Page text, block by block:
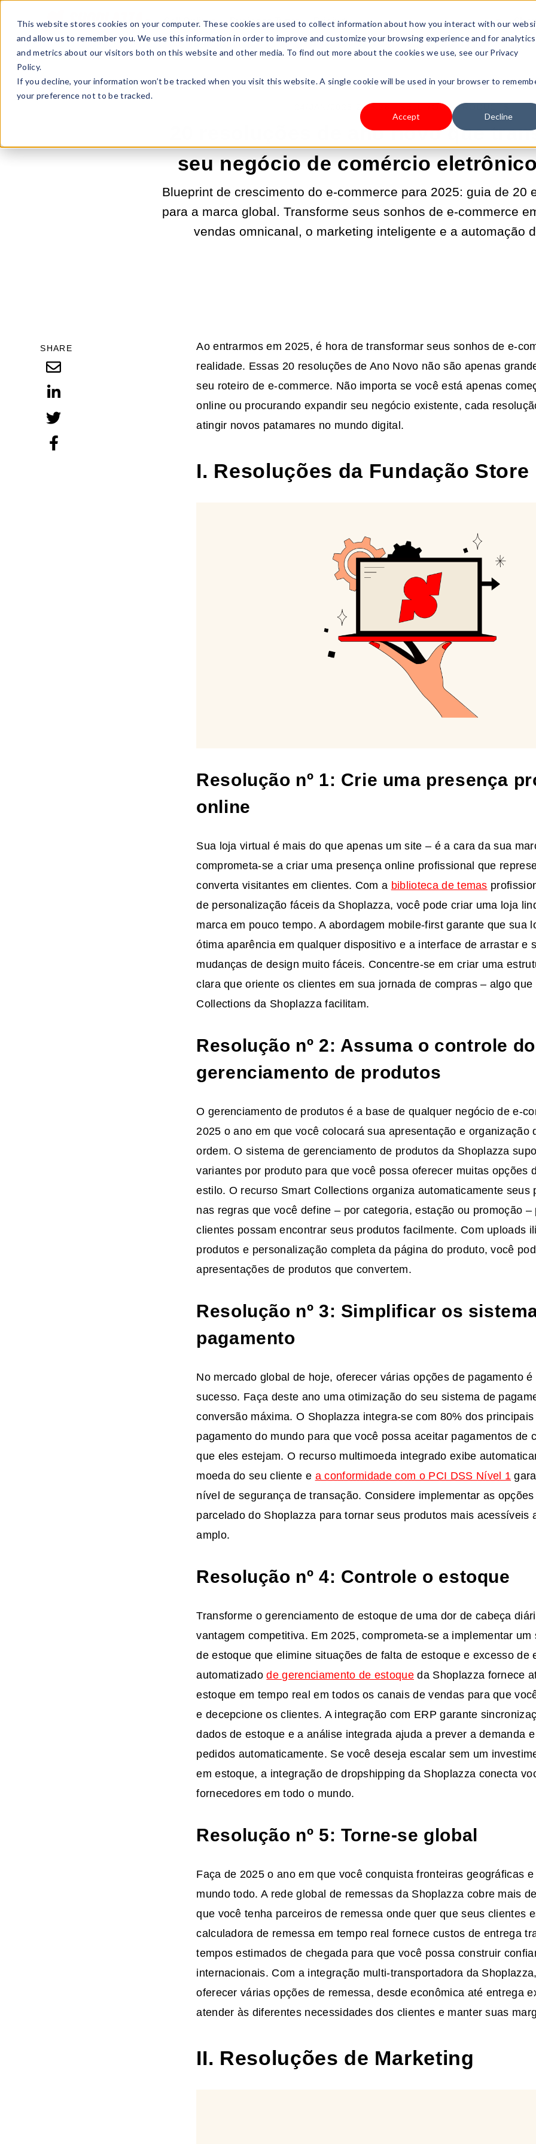
This website stores cookies on your computer. These cookies are used to collect information about how you interact with our
and allow us to remember you. We use this information in order to improve and customize your browsing experience and for analytics
and metrics about our visitors both on this website and other media. To find out more about the cookies we use, see our Privacy
Policy.
If you decline, your information won’t be tracked when you visit this website. A single cookie will be used in your browser to
your preference not to be tracked.
Accept Decline
Sell Online Business Type Pricing
24/JAN/2025 2:15:28 | SELL YOUR PRODUCTS
20 resoluções de ano novo que
seu negócio de comércio
Blueprint de crescimento do e-commerce para 2025: guia de 20
para a marca global. Transforme seus sonhos de e-commerce
vendas omnicanal, o marketing inteligente e a automação
SHARE
Ao entrarmos em 2025, é hora de transformar seus sonhos de e-
realidade. Essas 20 resoluções de Ano Novo não são apenas
seu roteiro de e-commerce. Não importa se você está apenas
online ou procurando expandir seu negócio existente, cada
atingir novos patamares no mundo digital.
I. Resoluções da Fundação Store
Resolução nº 1: Crie uma presença
online
Sua loja virtual é mais do que apenas um site – é a cara da sua
comprometa-se a criar uma presença online profissional que
converta visitantes em clientes. Com a biblioteca de temas
de personalização fáceis da Shoplazza, você pode criar uma loja
marca em pouco tempo. A abordagem mobile-first garante que sua
ótima aparência em qualquer dispositivo e a interface de arrastar e
mudanças de design muito fáceis. Concentre-se em criar uma
clara que oriente os clientes em sua jornada de compras – algo que
Collections da Shoplazza facilitam.
Resolução nº 2: Assuma o controle do
gerenciamento de produtos
O gerenciamento de produtos é a base de qualquer negócio de e-
2025 o ano em que você colocará sua apresentação e organização
ordem. O sistema de gerenciamento de produtos da Shoplazza
variantes por produto para que você possa oferecer muitas opções
estilo. O recurso Smart Collections organiza automaticamente seus
nas regras que você define – por categoria, estação ou promoção –
clientes possam encontrar seus produtos facilmente. Com uploads
produtos e personalização completa da página do produto, você
apresentações de produtos que convertem.
Resolução nº 3: Simplificar os
pagamento
No mercado global de hoje, oferecer várias opções de pagamento
sucesso. Faça deste ano uma otimização do seu sistema de
conversão máxima. O Shoplazza integra-se com 80% dos
pagamento do mundo para que você possa aceitar pagamentos de
que eles estejam. O recurso multimoeda integrado exibe
moeda do seu cliente e a conformidade com o PCI DSS Nível 1
nível de segurança de transação. Considere implementar as
parcelado do Shoplazza para tornar seus produtos mais acessíveis
amplo.
Resolução nº 4: Controle o estoque
Transforme o gerenciamento de estoque de uma dor de cabeça
vantagem competitiva. Em 2025, comprometa-se a implementar
de estoque que elimine situações de falta de estoque e excesso de
automatizadode gerenciamento de estoque da Shoplazza fornece
estoque em tempo real em todos os canais de vendas para que
e decepcione os clientes. A integração com ERP garante
dados de estoque e a análise integrada ajuda a prever a demanda
pedidos automaticamente. Se você deseja escalar sem um
em estoque, a integração de dropshipping da Shoplazza conecta
fornecedores em todo o mundo.
Resolução nº 5: Torne-se global
Faça de 2025 o ano em que você conquista fronteiras geográficas
mundo todo. A rede global de remessas da Shoplazza cobre mais
que você tenha parceiros de remessa onde quer que seus clientes
calculadora de remessa em tempo real fornece custos de entrega
tempos estimados de chegada para que você possa construir
internacionais. Com a integração multi-transportadora da
oferecer várias opções de remessa, desde econômica até entrega
atender às diferentes necessidades dos clientes e manter suas
II. Resoluções de Marketing